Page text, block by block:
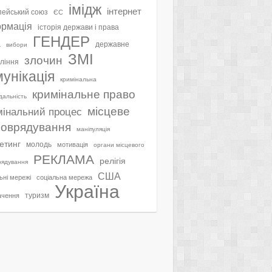
союз ЄС імідж інтернет
історія держави і права
вибори ГЕНДЕР державне
злочин ЗМІ
кримінальна
кримінальне право
процес місцеве
маніпуляція
молодь мотивація органи місцевого
РЕКЛАМА релігія
мережі соціальна мережа США
туризм Україна